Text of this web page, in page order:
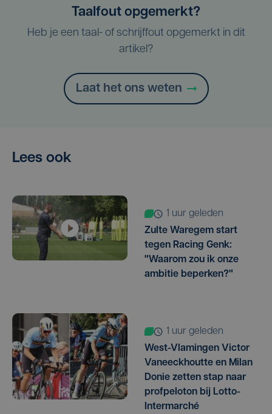
Taalfout opgemerkt?
Heb je een taal- of schrijffout opgemerkt in dit
artikel?
Laat het ons weten
Lees ook
1 uur geleden
Zulte Waregem start
tegen Racing Genk:
"Waarom zou ik onze
ambitie beperken?"
1 uur geleden
West-Vlamingen Victor
Vaneeckhoutte en Milan
Donie zetten stap naar
profpeloton bij Lotto-
Intermarché